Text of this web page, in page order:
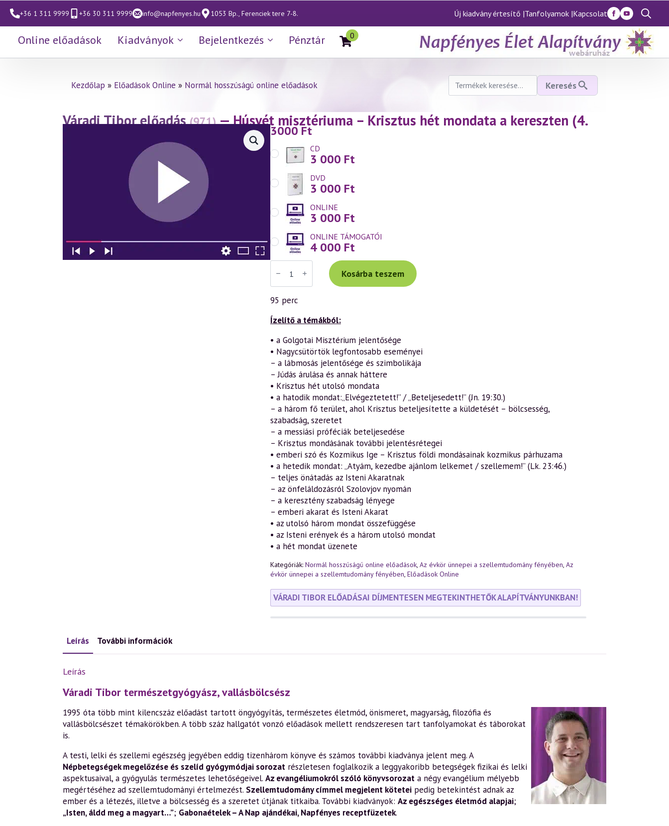
+36 1 311 9999 +36 30 311 9999 info@napfenyes.hu 1053 Bp., Ferenciek tere 7-8. Új kiadvány értesítő |Tanfolyamok |Kapcsolat
Search
for:
Online előadások Kiadványok Bejelentkezés Pénztár 0
Kezdőlap » Előadások Online » Normál hosszúságú online előadások
Keresés
következőre:
Keresés
Váradi Tibor előadás (971) — Húsvét misztériuma – Krisztus hét mondata a kereszten (4.
(2023.04.07.) 3000Ft
CD
3 000 Ft
DVD
3 000 Ft
ONLINE
3 000 Ft
ONLINE TÁMOGATÓI
4 000 Ft
Váradi
Tibor
előadás
(971)
—
Húsvét
–
mondata
a
kereszten
rész)
(2023.04.07.)
mennyiség
Kosárba teszem
95 perc
Ízelítő a témákból:
• a Golgotai Misztérium jelentősége
• Nagycsütörtök legfontosabb eseményei
– a lábmosás jelentősége és szimbolikája
– Júdás árulása és annak háttere
• Krisztus hét utolsó mondata
• a hatodik mondat:„Elvégeztetett!” / „Beteljesedett!” (Jn. 19:30.)
– a három fő terület, ahol Krisztus beteljesítette a küldetését – bölcsesség,
szabadság, szeretet
– a messiási próféciák beteljesedése
– Krisztus mondásának további jelentésrétegei
• emberi szó és Kozmikus Ige – Krisztus földi mondásainak kozmikus párhuzama
• a hetedik mondat: „Atyám, kezedbe ajánlom lelkemet / szellemem!” (Lk. 23:46.)
– teljes önátadás az Isteni Akaratnak
– az önfeláldozásról Szolovjov nyomán
– a keresztény szabadság lényege
– emberi akarat és Isteni Akarat
• az utolsó három mondat összefüggése
• az Isteni erények és a három utolsó mondat
• a hét mondat üzenete
Kategóriák: Normál hosszúságú online előadások, Az évkör ünnepei a szellemtudomány fényében, Az
évkör ünnepei a szellemtudomány fényében, Előadások Online
VÁRADI TIBOR ELŐADÁSAI DÍJMENTESEN MEGTEKINTHETŐK ALAPÍTVÁNYUNKBAN!
Leírás További információk
Leírás
Váradi Tibor természetgyógyász, vallásbölcsész
1995 óta több mint kilencszáz előadást tartott öngyógyítás, természetes életmód, önismeret, magyarság, filozófia és
vallásbölcsészet témakörökben. A több száz hallgatót vonzó előadások mellett rendszeresen tart tanfolyamokat és táborokat
is.
A testi, lelki és szellemi egészség jegyében eddig tizenhárom könyve és számos további kiadványa jelent meg. A
Népbetegségek megelőzése és szelíd gyógymódjai sorozat részletesen foglalkozik a leggyakoribb betegségek fizikai és lelki
aspektusaival, a gyógyulás természetes lehetőségeivel. Az evangéliumokról szóló könyvsorozat a négy evangélium mélyebb
megértéséhez ad szellemtudományi értelmezést. Szellemtudomány címmel megjelent kötetei pedig betekintést adnak az
ember és a létezés, illetve a bölcsesség és a szeretet útjának titkaiba. További kiadványok: Az egészséges életmód alapjai;
„Isten, áldd meg a magyart…”; Gabonaételek – A Nap ajándékai,Napfényes receptfüzetek.